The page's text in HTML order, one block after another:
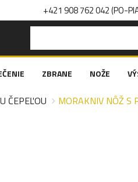
+421 908 762 042 (PO-
ZBRANE NOŽE
ČEPEĽOU MORAKNIV NÔŽ S